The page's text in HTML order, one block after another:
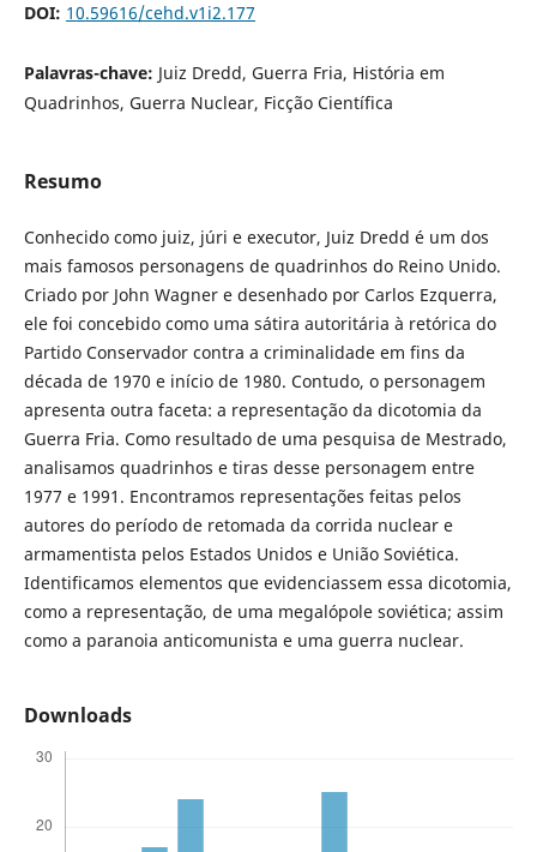
DOI: 10.59616/cehd.v1i2.177
Palavras-chave: Juiz Dredd, Guerra Fria, História em
Quadrinhos, Guerra Nuclear, Ficção Científica
Resumo
Conhecido como juiz, júri e executor, Juiz Dredd é um dos
mais famosos personagens de quadrinhos do Reino Unido.
Criado por John Wagner e desenhado por Carlos Ezquerra,
ele foi concebido como uma sátira autoritária à retórica do
Partido Conservador contra a criminalidade em fins da
década de 1970 e início de 1980. Contudo, o personagem
apresenta outra faceta: a representação da dicotomia da
Guerra Fria. Como resultado de uma pesquisa de Mestrado,
analisamos quadrinhos e tiras desse personagem entre
1977 e 1991. Encontramos representações feitas pelos
autores do período de retomada da corrida nuclear e
armamentista pelos Estados Unidos e União Soviética.
Identificamos elementos que evidenciassem essa dicotomia,
como a representação, de uma megalópole soviética; assim
como a paranoia anticomunista e uma guerra nuclear.
Downloads